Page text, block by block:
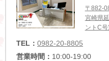
〒882-
宮崎県
ントC号
TEL： 0982-20-8805
営業時間： 10:00-19:00